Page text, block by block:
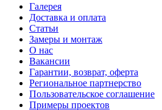
Галерея
Доставка и оплата
Статьи
Замеры и монтаж
О нас
Вакансии
Гарантии, возврат, оферта
Региональное партнерство
Пользовательское соглашение
Примеры проектов